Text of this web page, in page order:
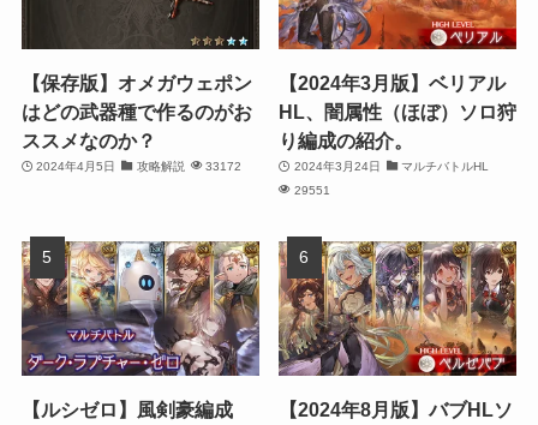
【保存版】オメガウェポン
はどの武器種で作るのがお
ススメなのか？
2024年4月5日 攻略解説 33172
【2024年3月版】ベリアル
HL、闇属性（ほぼ）ソロ狩
り編成の紹介。
2024年3月24日
マルチバトルHL
29551
【ルシゼロ】風剣豪編成
【2024年8月版】バブHLソ